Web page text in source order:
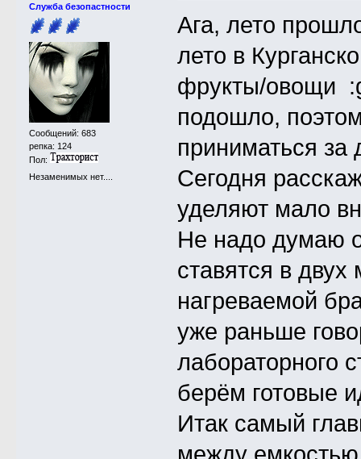
Служба безопастности
Сообщений: 683
репка: 124
Пол:
Незаменимых нет....
Ага, лето
лето в
фрукты/овощи
подошло,
приниматься за
Сегодня
уделяют мало
Не надо думаю
ставятся в двух
нагреваемой
уже раньше
лабораторного
берём готовые
Итак самый